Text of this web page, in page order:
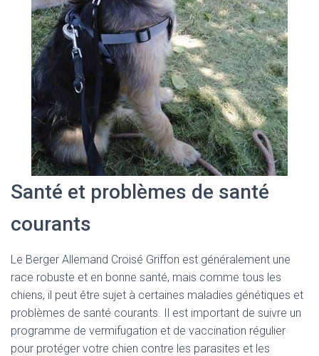
Santé et problèmes de santé
courants
Le Berger Allemand Croisé Griffon est généralement une
race robuste et en bonne santé, mais comme tous les
chiens, il peut être sujet à certaines maladies génétiques et
problèmes de santé courants. Il est important de suivre un
programme de vermifugation et de vaccination régulier
pour protéger votre chien contre les parasites et les